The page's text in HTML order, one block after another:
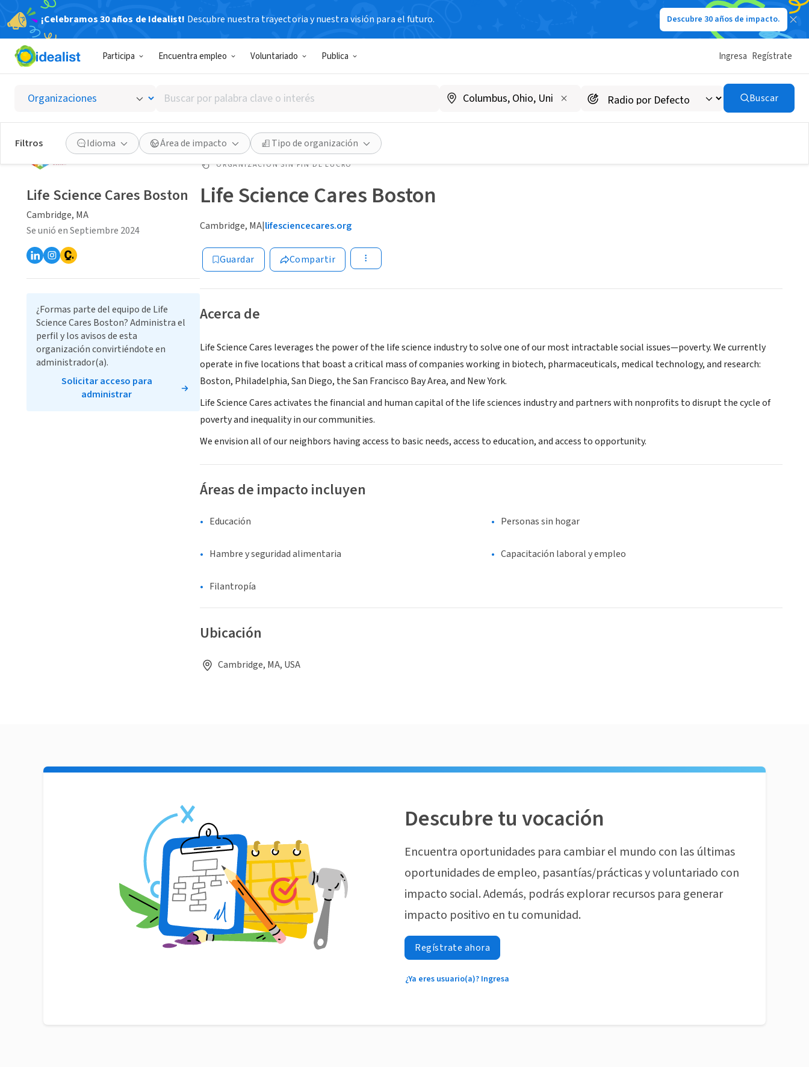
¡Celebramos 30 años de Idealist! Descubre nuestra trayectoria y nuestra visión para el futuro. Descubre 30 años de impacto.
Participa Encuentra empleo Voluntariado Publica Ingresa Regístrate
Buscar
por
palabra
clave
o
interés
Buscar
Filtros Idioma Área de impacto Tipo de organización
ORGANIZACIÓN SIN FIN DE LUCRO
Life Science Cares Boston
Cambridge, MA|lifesciencecares.org
Guardar Compartir
Acerca de
Life Science Cares leverages the power of the life science industry to solve one of our most intractable social issues—poverty. We currently
operate in five locations that boast a critical mass of companies working in biotech, pharmaceuticals, medical technology, and research:
Boston, Philadelphia, San Diego, the San Francisco Bay Area, and New York.
Life Science Cares activates the financial and human capital of the life sciences industry and partners with nonprofits to disrupt the cycle of
poverty and inequality in our communities.
We envision all of our neighbors having access to basic needs, access to education, and access to opportunity.
Áreas de impacto incluyen
Educación Personas sin hogar
Hambre y seguridad alimentaria Capacitación laboral y empleo
Filantropía
Ubicación
Cambridge, MA, USA
Life Science Cares Boston
Cambridge, MA
Se unió en Septiembre 2024
¿Formas parte del equipo de Life
Science Cares Boston? Administra el
perfil y los avisos de esta
organización convirtiéndote en
administrador(a).
Solicitar acceso para
administrar
Descubre tu vocación
Encuentra oportunidades para cambiar el mundo con las últimas
oportunidades de empleo, pasantías/prácticas y voluntariado con
impacto social. Además, podrás explorar recursos para generar
impacto positivo en tu comunidad.
Regístrate ahora
¿Ya eres usuario(a)? Ingresa